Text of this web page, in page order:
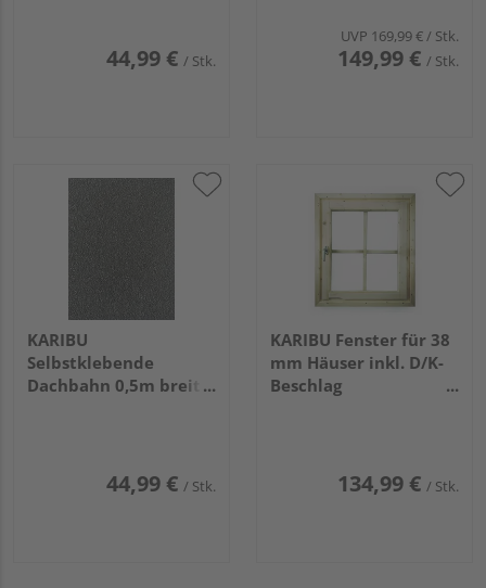
44,99 € / Stk.
UVP 169,99 €/ Stk.
149,99 € / Stk.
KARIBU
Selbstklebende
Dachbahn 0,5m breit
44,99 € / Stk.
KARIBU Fenster für 38
mm Häuser inkl. D/K-
Beschlag
134,99 € / Stk.